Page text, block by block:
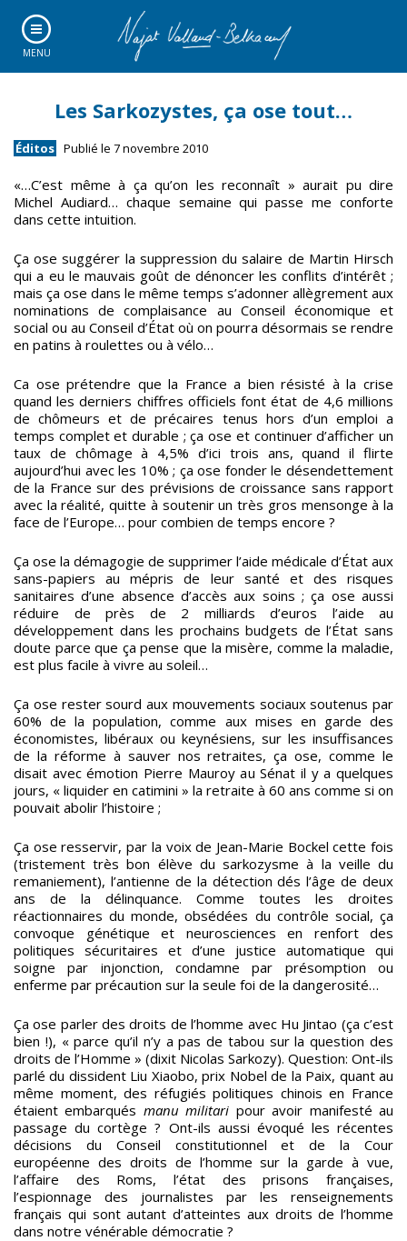
MENU
Les Sarkozystes, ça ose tout…
Éditos Publié le 7 novembre 2010
«…C’est même à ça qu’on les reconnaît » aurait pu dire
Michel Audiard… chaque semaine qui passe me conforte
dans cette intuition.
Ça ose suggérer la suppression du salaire de Martin Hirsch
qui a eu le mauvais goût de dénoncer les conflits d’intérêt ;
mais ça ose dans le même temps s’adonner allègrement aux
nominations de complaisance au Conseil économique et
social ou au Conseil d’État où on pourra désormais se rendre
en patins à roulettes ou à vélo…
Ca ose prétendre que la France a bien résisté à la crise
quand les derniers chiffres officiels font état de 4,6 millions
de chômeurs et de précaires tenus hors d’un emploi a
temps complet et durable ; ça ose et continuer d’afficher un
taux de chômage à 4,5% d’ici trois ans, quand il flirte
aujourd’hui avec les 10% ; ça ose fonder le désendettement
de la France sur des prévisions de croissance sans rapport
avec la réalité, quitte à soutenir un très gros mensonge à la
face de l’Europe… pour combien de temps encore ?
Ça ose la démagogie de supprimer l’aide médicale d’État aux
sans-papiers au mépris de leur santé et des risques
sanitaires d’une absence d’accès aux soins ; ça ose aussi
réduire de près de 2 milliards d’euros l’aide au
développement dans les prochains budgets de l’État sans
doute parce que ça pense que la misère, comme la maladie,
est plus facile à vivre au soleil…
Ça ose rester sourd aux mouvements sociaux soutenus par
60% de la population, comme aux mises en garde des
économistes, libéraux ou keynésiens, sur les insuffisances
de la réforme à sauver nos retraites, ça ose, comme le
disait avec émotion Pierre Mauroy au Sénat il y a quelques
jours, « liquider en catimini » la retraite à 60 ans comme si on
pouvait abolir l’histoire ;
Ça ose resservir, par la voix de Jean-Marie Bockel cette fois
(tristement très bon élève du sarkozysme à la veille du
remaniement), l’antienne de la détection dés l’âge de deux
ans de la délinquance. Comme toutes les droites
réactionnaires du monde, obsédées du contrôle social, ça
convoque génétique et neurosciences en renfort des
politiques sécuritaires et d’une justice automatique qui
soigne par injonction, condamne par présomption ou
enferme par précaution sur la seule foi de la dangerosité…
Ça ose parler des droits de l’homme avec Hu Jintao (ça c’est
bien !), « parce qu’il n’y a pas de tabou sur la question des
droits de l’Homme » (dixit Nicolas Sarkozy). Question: Ont-ils
parlé du dissident Liu Xiaobo, prix Nobel de la Paix, quant au
même moment, des réfugiés politiques chinois en France
étaient embarqués manu militari pour avoir manifesté au
passage du cortège ? Ont-ils aussi évoqué les récentes
décisions du Conseil constitutionnel et de la Cour
européenne des droits de l’homme sur la garde à vue,
l’affaire des Roms, l’état des prisons françaises,
l’espionnage des journalistes par les renseignements
français qui sont autant d’atteintes aux droits de l’homme
dans notre vénérable démocratie ?